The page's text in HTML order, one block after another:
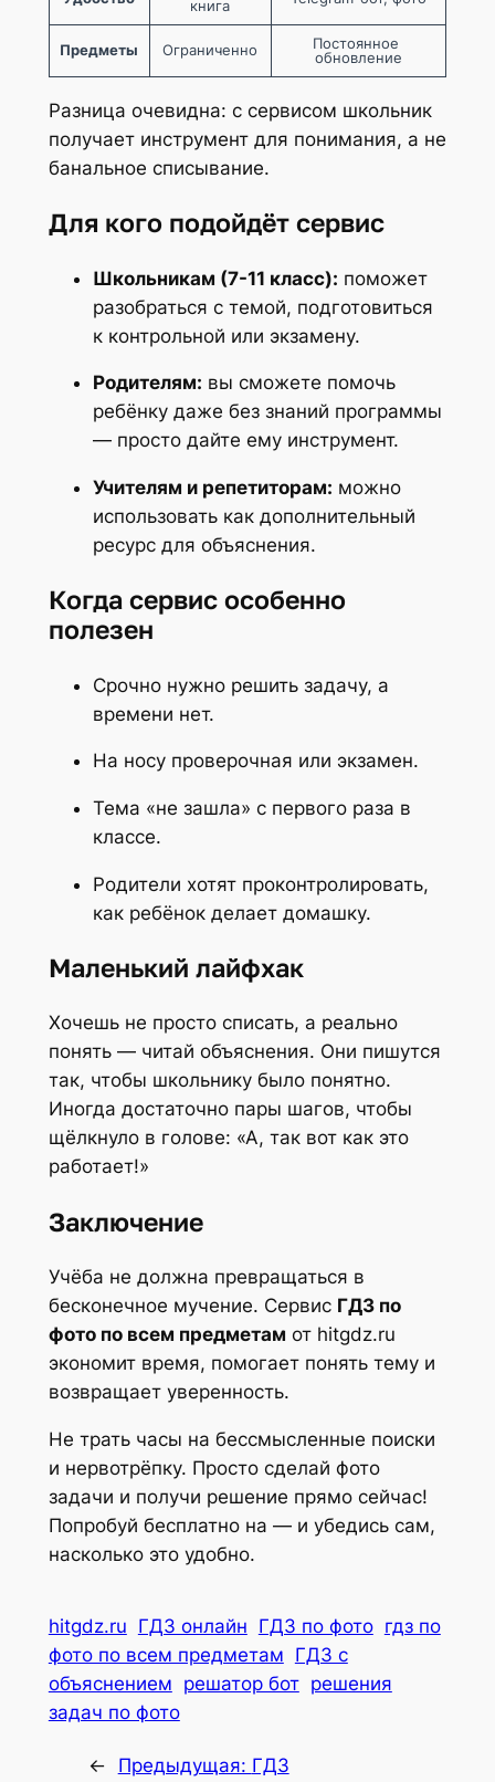
книга
Предметы Ограниченно
Постоянное
обновление
Разница очевидна: с сервисом школьник
получает инструмент для понимания, а не
банальное списывание.
Для кого подойдёт сервис
Школьникам (7-11 класс): поможет
разобраться с темой, подготовиться
к контрольной или экзамену.
Родителям: вы сможете помочь
ребёнку даже без знаний программы
— просто дайте ему инструмент.
Учителям и репетиторам: можно
использовать как дополнительный
ресурс для объяснения.
Когда сервис особенно
полезен
Срочно нужно решить задачу, а
времени нет.
На носу проверочная или экзамен.
Тема «не зашла» с первого раза в
классе.
Родители хотят проконтролировать,
как ребёнок делает домашку.
Маленький лайфхак
Хочешь не просто списать, а реально
понять — читай объяснения. Они пишутся
так, чтобы школьнику было понятно.
Иногда достаточно пары шагов, чтобы
щёлкнуло в голове: «А, так вот как это
работает!»
Заключение
Учёба не должна превращаться в
бесконечное мучение. Сервис ГДЗ по
фото по всем предметам от hitgdz.ru
экономит время, помогает понять тему и
возвращает уверенность.
Не трать часы на бессмысленные поиски
и нервотрёпку. Просто сделай фото
задачи и получи решение прямо сейчас!
Попробуй бесплатно на — и убедись сам,
насколько это удобно.
hitgdz.ru ГДЗ онлайн ГДЗ по фото гдз по
фото по всем предметам ГДЗ с
объяснением решатор бот решения
задач по фото
← Предыдущая: ГДЗ